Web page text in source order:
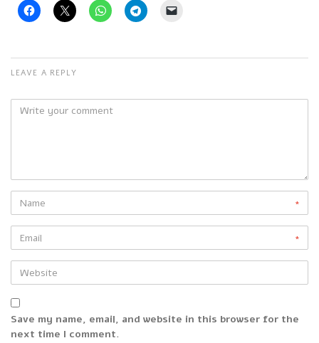
LEAVE A REPLY
*
*
Save my name, email, and website in this browser for the
next time I comment.